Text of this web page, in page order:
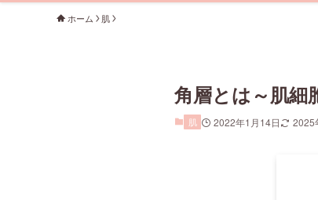
ホーム 肌
角層とは～肌細
肌 2022年1月14日 2025